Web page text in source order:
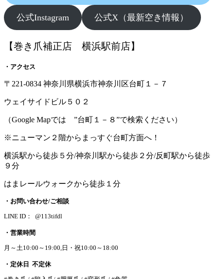
公式Instagram 公式X（最新空き情報）
【巻き爪補正店 横浜駅前店】
・アクセス
〒221-0834 神奈川県横浜市神奈川区台町１－７
ウェイサイドビル５０２
（Google Mapでは ”台町１－８”で検索ください）
※ニューマン２階からまっすぐ台町方面へ！
横浜駅から徒歩５分/神奈川駅から徒歩２分/反町駅から徒歩
９分
はまレールウォークから徒歩１分
・お問い合わせ/ご相談
LINE ID： @113tifdl
・営業時間
月～土10:00～19:00,日・祝10:00～18:00
・定休日 不定休